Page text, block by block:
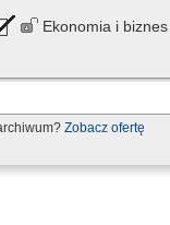
Ekonomia i biznes
Zobacz ofertę